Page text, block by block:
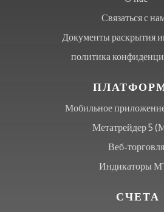
Связаться с
Документы раскрытия
политика
Мобильное
Метатрейдер 5
Веб-торговля
Индикаторы
СЧЕТА